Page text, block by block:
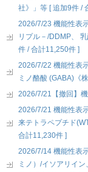
社》」等 [ 追加9件 /
2026/7/23 機能性表
リプル－/DDMP、
件 / 合計11,250件 ]
2026/7/22 機能性表
ミノ酪酸 (GABA)《
2026/7/21【撤回】
2026/7/21 機能性表
来テトラペプチド
合計11,230件 ]
2026/7/14 機能性表
ミノ）/イソアリイ